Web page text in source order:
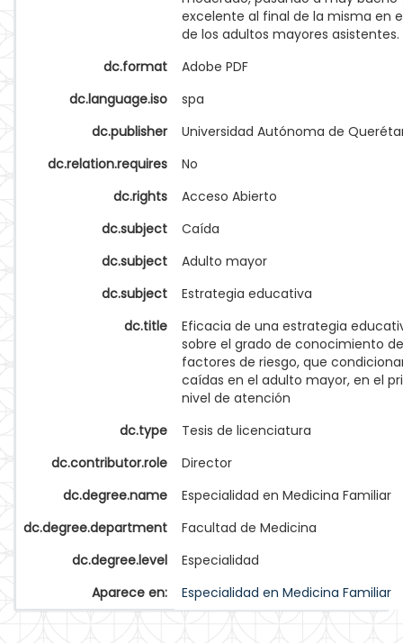
excelente al final de la misma en
de los adultos mayores asistentes.
dc.format
Adobe PDF
dc.language.iso
spa
dc.publisher
Universidad Autónoma de
dc.relation.requires
No
dc.rights
Acceso Abierto
dc.subject
Caída
dc.subject
Adulto mayor
dc.subject
Estrategia educativa
dc.title
Eficacia de una estrategia
sobre el grado de conocimiento de
factores de riesgo, que
caídas en el adulto mayor, en el
nivel de atención
dc.type
Tesis de licenciatura
dc.contributor.role
Director
dc.degree.name
Especialidad en Medicina Familiar
dc.degree.department
Facultad de Medicina
dc.degree.level
Especialidad
Aparece en:
Especialidad en Medicina Familiar